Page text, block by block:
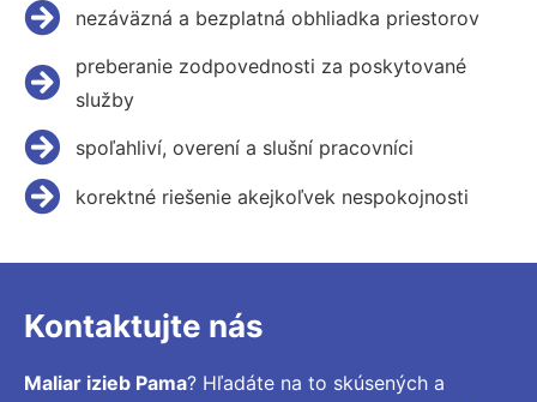
nezáväzná a bezplatná obhliadka priestorov
preberanie zodpovednosti za poskytované
služby
spoľahliví, overení a slušní pracovníci
korektné riešenie akejkoľvek nespokojnosti
Kontaktujte nás
Maliar izieb Pama? Hľadáte na to skúsených a